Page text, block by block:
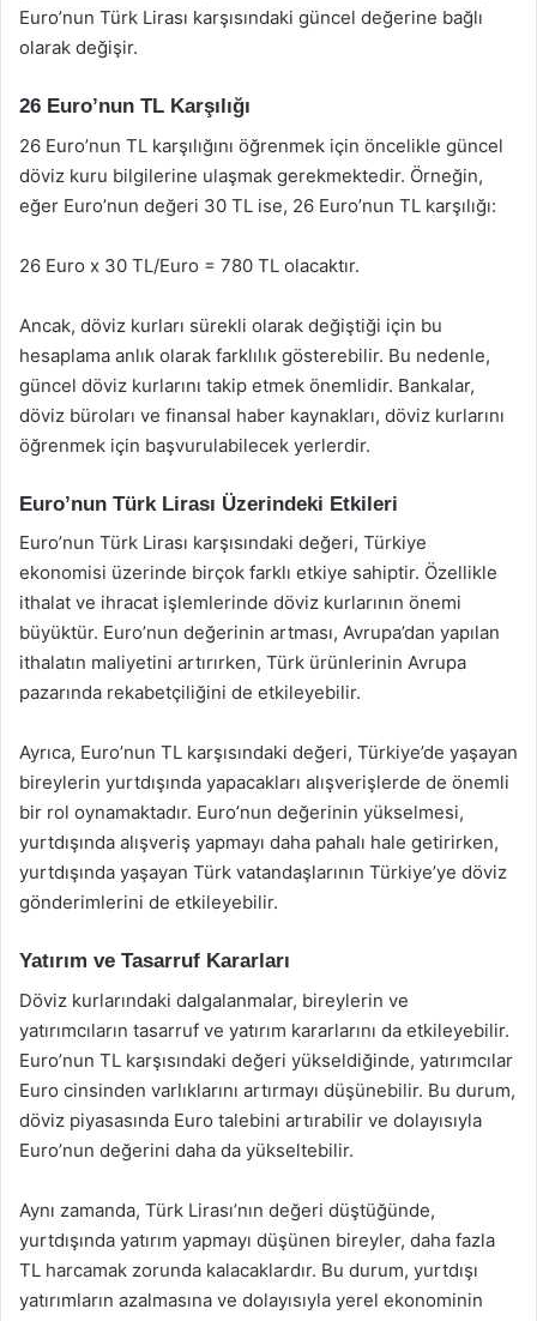
Euro’nun Türk Lirası karşısındaki güncel değerine bağlı
olarak değişir.
26 Euro’nun TL Karşılığı
26 Euro’nun TL karşılığını öğrenmek için öncelikle güncel
döviz kuru bilgilerine ulaşmak gerekmektedir. Örneğin,
eğer Euro’nun değeri 30 TL ise, 26 Euro’nun TL karşılığı:
26 Euro x 30 TL/Euro = 780 TL olacaktır.
Ancak, döviz kurları sürekli olarak değiştiği için bu
hesaplama anlık olarak farklılık gösterebilir. Bu nedenle,
güncel döviz kurlarını takip etmek önemlidir. Bankalar,
döviz büroları ve finansal haber kaynakları, döviz kurlarını
öğrenmek için başvurulabilecek yerlerdir.
Euro’nun Türk Lirası Üzerindeki Etkileri
Euro’nun Türk Lirası karşısındaki değeri, Türkiye
ekonomisi üzerinde birçok farklı etkiye sahiptir. Özellikle
ithalat ve ihracat işlemlerinde döviz kurlarının önemi
büyüktür. Euro’nun değerinin artması, Avrupa’dan yapılan
ithalatın maliyetini artırırken, Türk ürünlerinin Avrupa
pazarında rekabetçiliğini de etkileyebilir.
Ayrıca, Euro’nun TL karşısındaki değeri, Türkiye’de yaşayan
bireylerin yurtdışında yapacakları alışverişlerde de önemli
bir rol oynamaktadır. Euro’nun değerinin yükselmesi,
yurtdışında alışveriş yapmayı daha pahalı hale getirirken,
yurtdışında yaşayan Türk vatandaşlarının Türkiye’ye döviz
gönderimlerini de etkileyebilir.
Yatırım ve Tasarruf Kararları
Döviz kurlarındaki dalgalanmalar, bireylerin ve
yatırımcıların tasarruf ve yatırım kararlarını da etkileyebilir.
Euro’nun TL karşısındaki değeri yükseldiğinde, yatırımcılar
Euro cinsinden varlıklarını artırmayı düşünebilir. Bu durum,
döviz piyasasında Euro talebini artırabilir ve dolayısıyla
Euro’nun değerini daha da yükseltebilir.
Aynı zamanda, Türk Lirası’nın değeri düştüğünde,
yurtdışında yatırım yapmayı düşünen bireyler, daha fazla
TL harcamak zorunda kalacaklardır. Bu durum, yurtdışı
yatırımların azalmasına ve dolayısıyla yerel ekonominin